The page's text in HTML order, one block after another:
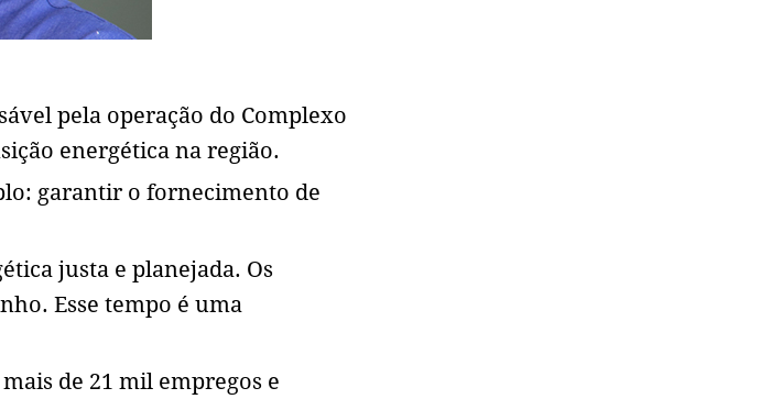
pela operação do Complexo
energética na região.
garantir o fornecimento de
justa e planejada. Os
Esse tempo é uma
de 21 mil empregos e